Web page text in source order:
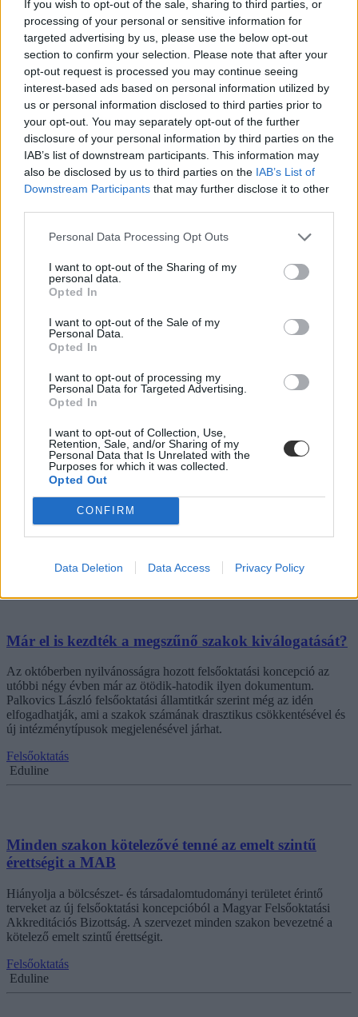
If you wish to opt-out of the sale, sharing to third parties, or
processing of your personal or sensitive information for
targeted advertising by us, please use the below opt-out
section to confirm your selection. Please note that after your
opt-out request is processed you may continue seeing
interest-based ads based on personal information utilized by
us or personal information disclosed to third parties prior to
your opt-out. You may separately opt-out of the further
disclosure of your personal information by third parties on the
IAB’s list of downstream participants. This information may
also be disclosed by us to third parties on the IAB’s List of
Downstream Participants that may further disclose it to other
Personal Data Processing Opt Outs
I want to opt-out of the Sharing of my
personal data.
Opted In
I want to opt-out of the Sale of my
Personal Data.
Opted In
I want to opt-out of processing my
Personal Data for Targeted Advertising.
Opted In
I want to opt-out of Collection, Use,
Retention, Sale, and/or Sharing of my
Personal Data that Is Unrelated with the
Purposes for which it was collected.
Opted Out
CONFIRM
Data Deletion Data Access Privacy Policy
Nagy változás vár az egyetemistákra: mindenki
tudását tesztelik
2015-től felmérnék a felsőoktatásba belépő, illetve a végzős
hallgatók kompetenciáit: az eredmények határoznák meg, kinek kell
felzárkóztató kurzusra járnia. A felsőoktatási államtitkárság a
lemorzsolódási arány tízszázalékos csökkenését várja az
intézkedéstől. Íme, a részletek.
Érettségi-felvételi
Eduline
Rosszul járnak a felvételizők: 2020-tól sokkal
2020-tól kötelező lehet a középfokú nyelvvizsga és az emelt szintű
érettségi az egyetemi-főiskolai felvételin. Igaz, kivételek lesznek.
Érettségi-felvételi
felsőoktatásba
Érettségi nélkül felvételizhetnének a felsőoktatásba a szakmunkások
Palkovics László elképzelése szerint. A vs.hu-nak adott interjúban a
felsőoktatási államtitkár azt mondta: közgazdászokból hiány van,
ezért át kell gondolni az állami ösztöndíjas helyek számát a
gazdasági képzéseken.
Már el is kezdték a megszűnő szakok kiválogatását?
Az októberben nyilvánosságra hozott felsőoktatási koncepció az
utóbbi négy évben már az ötödik-hatodik ilyen dokumentum.
Palkovics László felsőoktatási államtitkár szerint még az idén
elfogadhatják, ami a szakok számának drasztikus csökkentésével és
új intézménytípusok megjelenésével járhat.
Felsőoktatás
Eduline
Minden szakon kötelezővé tenné az emelt szintű
érettségit a MAB
Hiányolja a bölcsészet- és társadalomtudományi területet érintő
terveket az új felsőoktatási koncepcióból a Magyar Felsőoktatási
Akkreditációs Bizottság. A szervezet minden szakon bevezetné a
kötelező emelt szintű érettségit.
Felsőoktatás
Eduline